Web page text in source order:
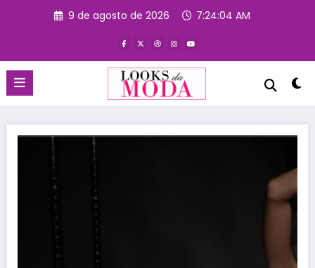
9 de agosto de 2026 7:24:05 AM